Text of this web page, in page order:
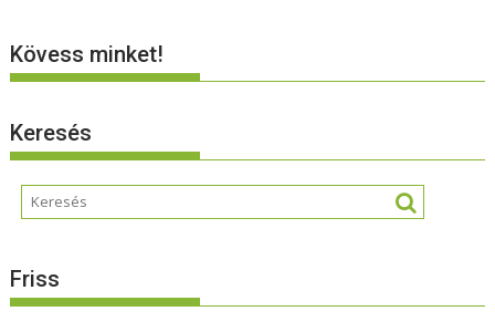
Kövess minket!
Keresés
Friss